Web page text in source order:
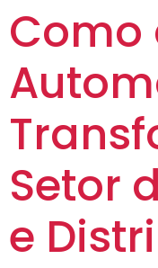
Como
Setor
e